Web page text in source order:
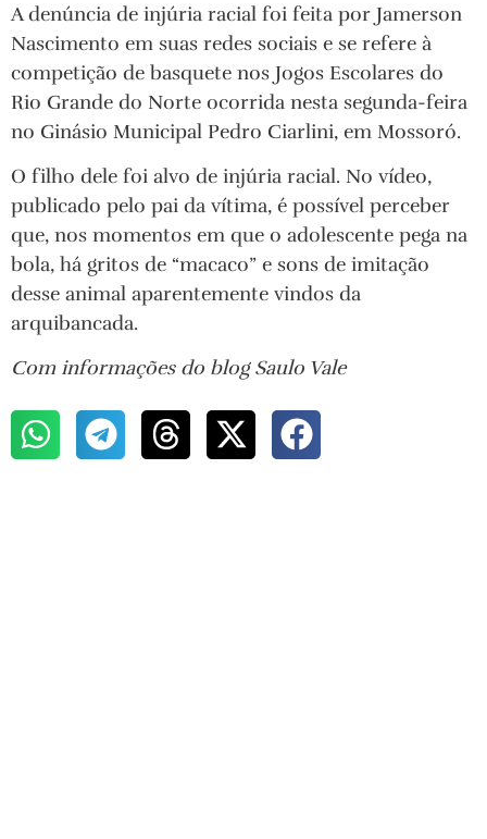
A denúncia de injúria racial foi feita por Jamerson
Nascimento em suas redes sociais e se refere à
competição de basquete nos Jogos Escolares do
Rio Grande do Norte ocorrida nesta segunda-feira
no Ginásio Municipal Pedro Ciarlini, em Mossoró.
O filho dele foi alvo de injúria racial. No vídeo,
publicado pelo pai da vítima, é possível perceber
que, nos momentos em que o adolescente pega na
bola, há gritos de “macaco” e sons de imitação
desse animal aparentemente vindos da
arquibancada.
Com informações do blog Saulo Vale